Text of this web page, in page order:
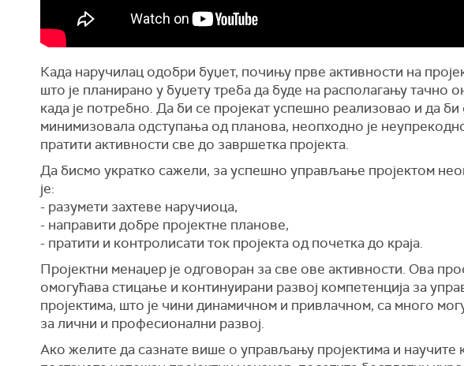
Када наручилац одобри буџет, почињу прве активности на
што је планирано у буџету треба да буде на располагању тачно
када је потребно. Да би се пројекат успешно реализовао и да би
минимизовала одступања од планова, неопходно је
пратити активности све до завршетка пројекта.
Да бисмо укратко сажели, за успешно управљање пројектом
је:
- разумети захтеве наручиоца,
- направити добре пројектне планове,
- пратити и контролисати ток пројекта од почетка до краја.
Пројектни менаџер је одговоран за све ове активности. Ова
омогућава стицање и континуирани развој компетенција за
пројектима, што је чини динамичном и привлачном, са много
за лични и професионални развој.
Ако желите да сазнате више о управљању пројектима и научите